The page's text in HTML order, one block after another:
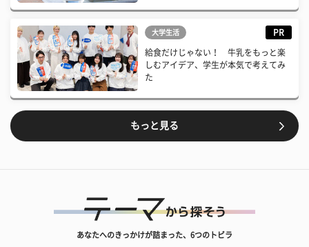
大学生活 PR
給食だけじゃない！ 牛乳をもっと楽
しむアイデア、学生が本気で考えてみ
た
もっと見る
あなたへのきっかけが詰まった、6つのトビラ